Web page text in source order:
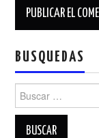
BUSQUEDAS
Buscar: